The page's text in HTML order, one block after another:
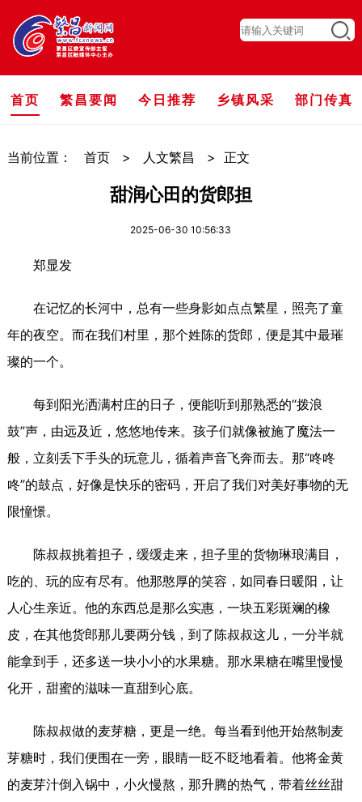
首页 繁昌要闻 今日推荐 乡镇风采 部门传真
当前位置： 首页 > 人文繁昌 > 正文
甜润心田的货郎担
2025-06-30 10:56:33
郑显发
在记忆的长河中，总有一些身影如点点繁星，照亮了童
年的夜空。而在我们村里，那个姓陈的货郎，便是其中最璀
璨的一个。
每到阳光洒满村庄的日子，便能听到那熟悉的“拨浪
鼓”声，由远及近，悠悠地传来。孩子们就像被施了魔法一
般，立刻丢下手头的玩意儿，循着声音飞奔而去。那“咚咚
咚”的鼓点，好像是快乐的密码，开启了我们对美好事物的无
限憧憬。
陈叔叔挑着担子，缓缓走来，担子里的货物琳琅满目，
吃的、玩的应有尽有。他那憨厚的笑容，如同春日暖阳，让
人心生亲近。他的东西总是那么实惠，一块五彩斑斓的橡
皮，在其他货郎那儿要两分钱，到了陈叔叔这儿，一分半就
能拿到手，还多送一块小小的水果糖。那水果糖在嘴里慢慢
化开，甜蜜的滋味一直甜到心底。
陈叔叔做的麦芽糖，更是一绝。每当看到他开始熬制麦
芽糖时，我们便围在一旁，眼睛一眨不眨地看着。他将金黄
的麦芽汁倒入锅中，小火慢熬，那升腾的热气，带着丝丝甜